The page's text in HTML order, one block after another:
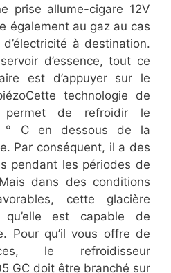
prise allume-cigare 12V
également au gaz au cas
à destination.
d’essence, tout ce
est d’appuyer sur le
technologie de
permet de refroidir le
° C en dessous de la
Par conséquent, il a des
pendant les périodes de
dans des conditions
cette glacière
est capable de
Pour qu’il vous offre de
le refroidisseur
GC doit être branché sur